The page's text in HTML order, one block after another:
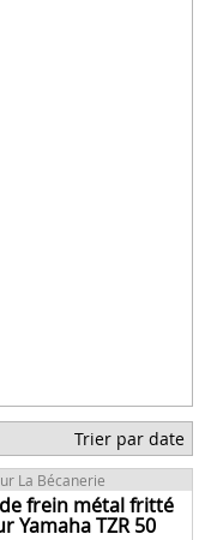
Trier par date
La Bécanerie
frein métal fritté
Yamaha TZR 50